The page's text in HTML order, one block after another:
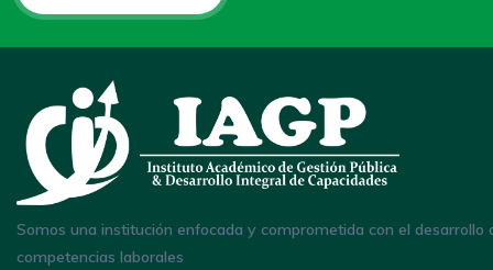
Somos una institución enfocada y comprometida con el desarrollo
competencias laborales